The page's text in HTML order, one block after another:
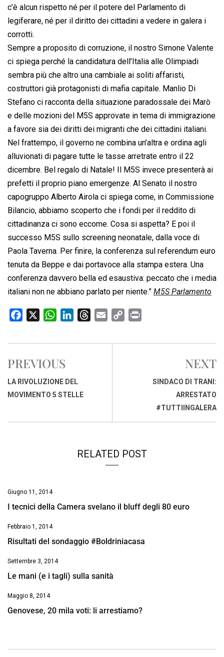
c’è alcun rispetto né per il potere del Parlamento di
legiferare, né per il diritto dei cittadini a vedere in galera i
corrotti.
Sempre a proposito di corruzione, il nostro Simone Valente
ci spiega perché la candidatura dell’Italia alle Olimpiadi
sembra più che altro una cambiale ai soliti affaristi,
costruttori già protagonisti di mafia capitale. Manlio Di
Stefano ci racconta della situazione paradossale dei Marò
e delle mozioni del M5S approvate in tema di immigrazione
a favore sia dei diritti dei migranti che dei cittadini italiani.
Nel frattempo, il governo ne combina un’altra e ordina agli
alluvionati di pagare tutte le tasse arretrate entro il 22
dicembre. Bel regalo di Natale! Il M5S invece presenterà ai
prefetti il proprio piano emergenze. Al Senato il nostro
capogruppo Alberto Airola ci spiega come, in Commissione
Bilancio, abbiamo scoperto che i fondi per il reddito di
cittadinanza ci sono eccome. Cosa si aspetta? E poi il
successo M5S sullo screening neonatale, dalla voce di
Paola Taverna. Per finire, la conferenza sul referendum euro
tenuta da Beppe e dai portavoce alla stampa estera. Una
conferenza davvero bella ed esaustiva: peccato che i media
italiani non ne abbiano parlato per niente.” M5S Parlamento
c
b
o
o
W
a
s
A
p
n
d
r
a
p
i
PREVIOUS
LA RIVOLUZIONE DEL
MOVIMENTO 5 STELLE
NEXT
SINDACO DI TRANI:
ARRESTATO
#TUTTIINGALERA
RELATED POST
Giugno 11, 2014
I tecnici della Camera svelano il bluff degli 80 euro
Febbraio 1, 2014
Risultati del sondaggio #Boldriniacasa
Settembre 3, 2014
Le mani (e i tagli) sulla sanità
Maggio 8, 2014
Genovese, 20 mila voti: li arrestiamo?